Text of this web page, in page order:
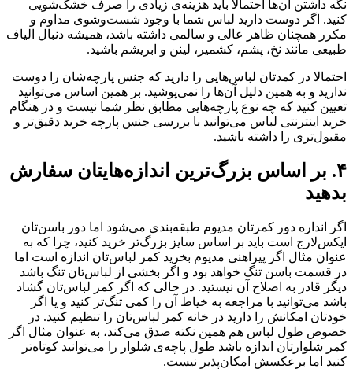
نگه داشتن آن‌ها احتمالا باید هزینه‌ی زیادی را صرف خشک‌شویی
کنید. اگر دوست دارید لباس شما با وجود شست‌وشوی مداوم و
مکرر همچنان ظاهر عالی و سالمی داشته باشد، همیشه دنبال الیاف
طبیعی مانند نخ، پشم، کشمیر، لینن و ابریشم باشید.
احتمالا در کمدتان لباس‌هایی را دارید که جنس پارچه‌شان را دوست
ندارید و به همین دلیل آن‌ها را نمی‌پوشید. بر همین اساس می‌توانید
تعیین کنید که چه نوع پارچه‌هایی مطابق نظر شما نیست و در هنگام
خرید اینترنتی لباس می‌توانید با بررسی جنس پارچه خرید دقیق‌تر و
مقبول‌تری را داشته باشید.
۴. بر اساس بزرگ‌ترین اندازه‌هایتان سفارش
بدهید
اگر انداره دور کمرتان مدیوم طبقه‌بندی می‌شود اما دور باسن‌تان
ایکس‌لارج است باید بر اساس سایز بزرگ‌تر خرید کنید، چرا که به
عنوان مثال اگر پیراهنی مدیوم بخرید کمر لباس‌تان اندازه است اما
در قسمت باسن تنگ خواهد بود و اگر بخشی از لباس‌تان تنگ باشد
دیگر قادر به اصلاح آن نیستید. در حالی که اگر کمر لباس‌تان گشاد
باشد می‌توانید با مراجعه به خیاط آن را کمی تنگ‌تر کنید و یا اگر
خودتان امکانش را دارید در خانه کمر لباس‌تان را تنظیم کنید. در
خصوص طول لباس هم همین نکته صدق می‌کند، به عنوان مثال اگر
کمر شلوارتان اندازه باشد طول پاچه‌ی شلوار را می‌توانید کوتاه‌تر
کنید اما برعکسش امکان‌پذیر نیست.